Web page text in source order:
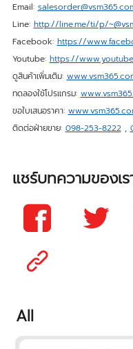
Email:
Line: http://line.me/ti/p/
Facebook: https://
Youtube: https://
ดูสินค้าเพิ่มเติม:
ทดลองใช้โปรแกรม:
ขอใบเสนอราคา:
ติดต่อฝ่ายขาย: 098-253-8222,
แชร์บทความของเร
All